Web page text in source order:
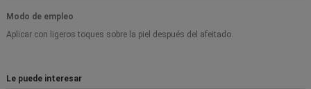
Modo de empleo
Aplicar con ligeros toques sobre la piel después del afeitado.
Le puede interesar